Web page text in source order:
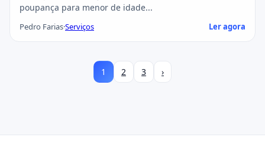
poupança para menor de idade...
Pedro Farias·Serviços Ler agora
1 2 3 ›